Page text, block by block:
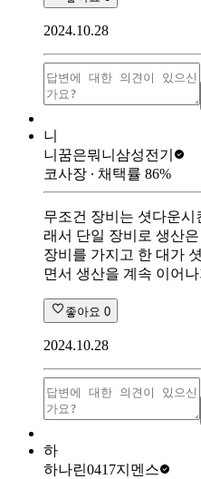
2024.10.28
니
니꿈은뭐니 삼성전기
코사장 ∙ 채택률 86%
무조건 장비는 셧다운시
래서 단일 장비로 생산
장비를 가지고 한 대가
면서 생산을 계속 이어
좋아요 0
2024.10.28
하
하나린0417지멘스